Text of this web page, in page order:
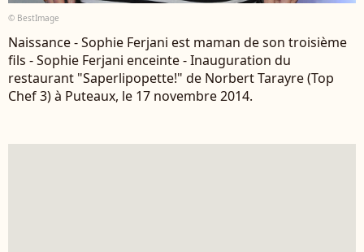
© BestImage
Naissance - Sophie Ferjani est maman de son troisième
fils - Sophie Ferjani enceinte - Inauguration du
restaurant "Saperlipopette!" de Norbert Tarayre (Top
Chef 3) à Puteaux, le 17 novembre 2014.